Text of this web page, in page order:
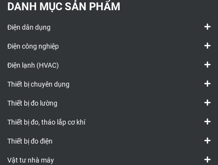
DANH MỤC SẢN PHẨM
Điện dân dụng
Điện công nghiệp
Điện lạnh (HVAC)
Thiết bị chuyên dụng
Thiết bị đo lường
Thiết bị đo, tháo lắp cơ khí
Thiết bị đo điện
Vật tư nhà máy